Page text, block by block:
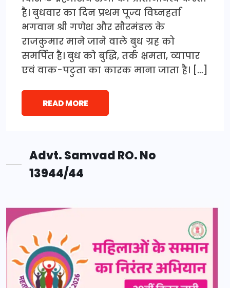
है। बुधवार का दिन प्रथम पूज्य विघ्नहर्ता
भगवान श्री गणेश और सौरमंडल के
राजकुमार माने जाने वाले बुध ग्रह को
समर्पित है। बुध को बुद्धि, तर्क क्षमता, व्यापार
एवं वाक-पटुता का कारक माना जाता है। […]
READ MORE
Advt. Samvad RO. No
13944/44